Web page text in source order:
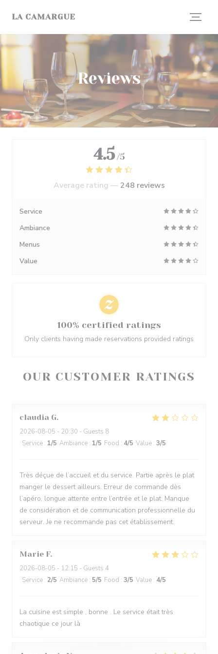
LA CAMARGUE
Reviews
OUR CUSTOMER RATINGS
claudia G
2026-08-05 - 20:30 - Guests 8
Service : 1/5 Ambiance : 1/5 Food : 4/5 Value : 3/5
Très déçue de l’accueil et du service. Partie après le plat
manger le dessert ailleurs. Erreur de commande dès
l’apéro, longue attente entre l’entrée et le plat. Manque
de considération et de communication professionnelle du
serveur. Je ne recommande pas cet établissement.
Marie F
2026-08-05 - 12:15 - Guests 4
Service : 2/5 Ambiance : 5/5 Food : 3/5 Value : 4/5
La cuisine est simple , bonne . Le service était très
chaotique ce jour là
4.5 /5
Average rating —248 reviews
Service
Ambiance
Menus
Value
100% certified ratings
Only clients having made reservations provided ratings